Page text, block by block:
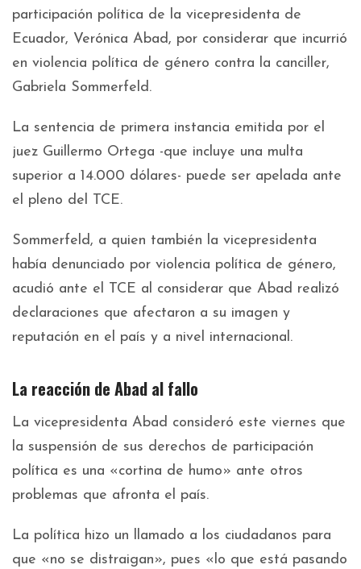
participación política de la vicepresidenta de
Ecuador, Verónica Abad, por considerar que incurrió
en violencia política de género contra la canciller,
Gabriela Sommerfeld.
La sentencia de primera instancia emitida por el
juez Guillermo Ortega -que incluye una multa
superior a 14.000 dólares- puede ser apelada ante
el pleno del TCE.
Sommerfeld, a quien también la vicepresidenta
había denunciado por violencia política de género,
acudió ante el TCE al considerar que Abad realizó
declaraciones que afectaron a su imagen y
reputación en el país y a nivel internacional.
La reacción de Abad al fallo
La vicepresidenta Abad consideró este viernes que
la suspensión de sus derechos de participación
política es una «cortina de humo» ante otros
problemas que afronta el país.
La política hizo un llamado a los ciudadanos para
que «no se distraigan», pues «lo que está pasando